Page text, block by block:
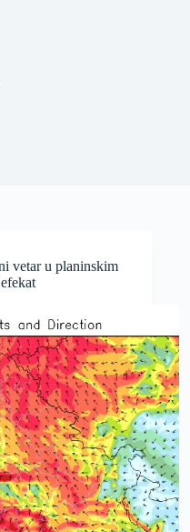
vetar u planinskim